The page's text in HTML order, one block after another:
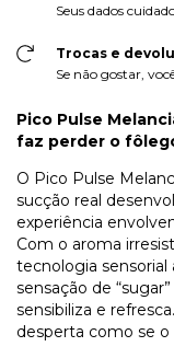
Seus dados
Trocas e
Se não gostar,
Pico Pulse
faz perder o
O Pico Pulse
sucção real
experiência
Com o aroma
tecnologia sensorial
sensação de
sensibiliza e
desperta como se